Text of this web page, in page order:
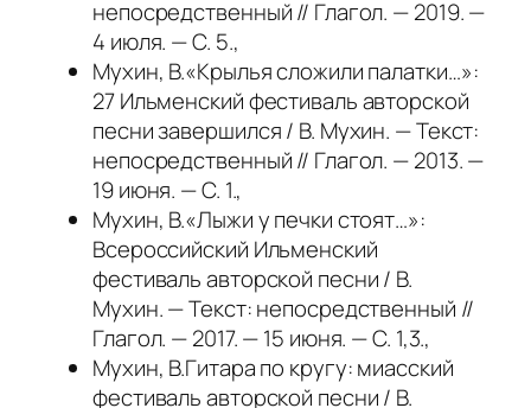
непосредственный // Глагол. — 2019. —
4 июля. — С. 5.,
Мухин, В.«Крылья сложили палатки…»:
27 Ильменский фестиваль авторской
песни завершился / В. Мухин. — Текст:
непосредственный // Глагол. — 2013. —
19 июня. — С. 1.,
Мухин, В.«Лыжи у печки стоят…»:
Всероссийский Ильменский
фестиваль авторской песни / В.
Мухин. — Текст: непосредственный //
Глагол. — 2017. — 15 июня. — С. 1,3.,
Мухин, В.Гитара по кругу: миасский
фестиваль авторской песни / В.